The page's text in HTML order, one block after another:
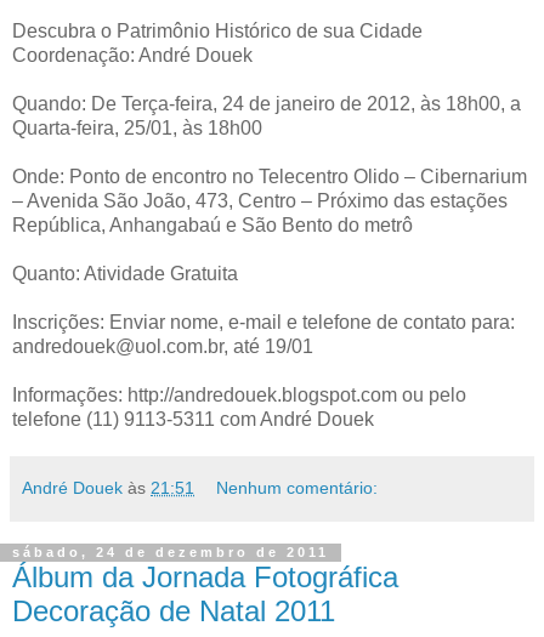
Descubra o Patrimônio Histórico de sua Cidade
Coordenação: André Douek
Quando: De Terça-feira, 24 de janeiro de 2012, às 18h00, a
Quarta-feira, 25/01, às 18h00
Onde: Ponto de encontro no Telecentro Olido – Cibernarium
– Avenida São João, 473, Centro – Próximo das estações
República, Anhangabaú e São Bento do metrô
Quanto: Atividade Gratuita
Inscrições: Enviar nome, e-mail e telefone de contato para:
andredouek@uol.com.br, até 19/01
Informações: http://andredouek.blogspot.com ou pelo
telefone (11) 9113-5311 com André Douek
André Douek às 21:51 Nenhum comentário:
sábado, 24 de dezembro de 2011
Álbum da Jornada Fotográfica
Decoração de Natal 2011